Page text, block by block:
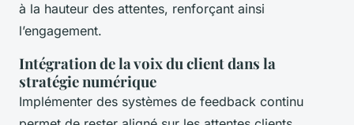
à la hauteur des attentes, renforçant ainsi
l’engagement.
Intégration de la voix du client dans la
stratégie numérique
Implémenter des systèmes de feedback continu